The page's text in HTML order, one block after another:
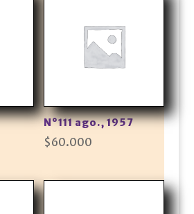
N°111 ago., 1957
$60.000